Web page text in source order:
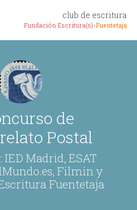
club de escritura
Fundación Escritura(s)-Fuentetaja
de
Postal
IED Madrid, ESAT
Filmin y
Fuentetaja